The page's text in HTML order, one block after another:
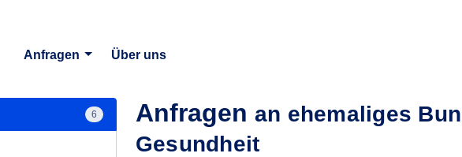
Anfragen
Über uns
Anfragen an ehemaliges
Gesundheit
6